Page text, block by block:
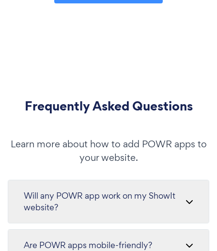
Frequently Asked Questions
Learn more about how to add POWR apps to
your website.
Will any POWR app work on my ShowIt
website?
Are POWR apps mobile-friendly?